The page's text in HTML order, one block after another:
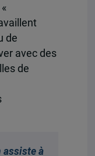
de
avec des
de
assiste à